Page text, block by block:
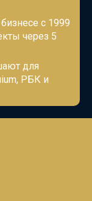
с 1999
через 5
для
РБК и